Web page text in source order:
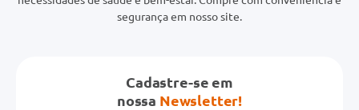
segurança em nosso site.
Cadastre-se em
nossa Newsletter!